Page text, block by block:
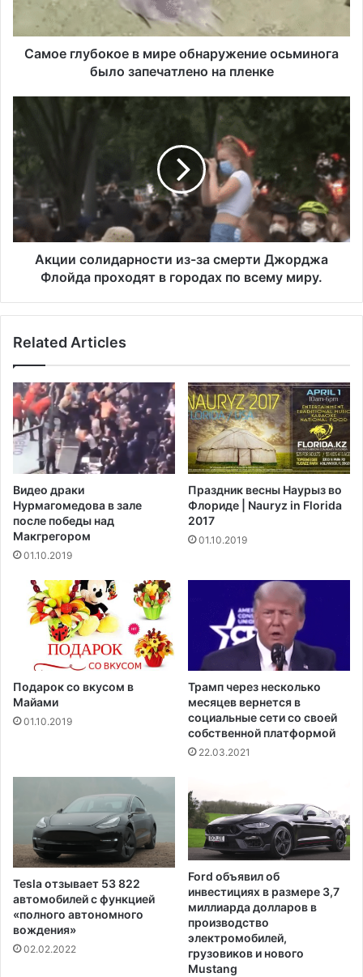
запечатлено
на
пленке
Самое глубокое в мире обнаружение осьминога
было запечатлено на пленке
Акции
из-
за
Джорджа
Флойда
проходят
в
городахАкции солидарности из-за смерти Джорджа
Флойда проходят в городах по всему миру.
Related Articles
Видео драки
Нурмагомедова в зале
после победы над
Макгрегором‍
01.10.2019
Праздник весны Наурыз во
Флориде | Nauryz in Florida
2017
01.10.2019
Подарок со вкусом в
Майами
01.10.2019
Трамп через несколько
месяцев вернется в
социальные сети со своей
собственной платформой
22.03.2021
Tesla отзывает 53 822
автомобилей с функцией
«полного автономного
вождения»
02.02.2022
Ford объявил об
инвестициях в размере 3,7
миллиарда долларов в
производство
электромобилей,
грузовиков и нового
Mustang